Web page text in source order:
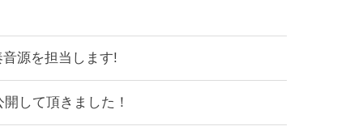
源を担当します!
して頂きました！